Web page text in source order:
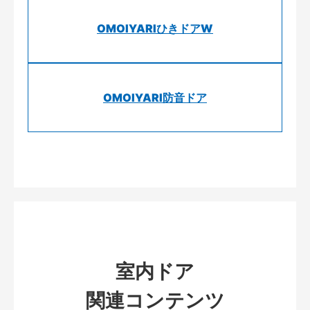
OMOIYARIひきドアW
OMOIYARI防音ドア
室内ドア
関連コンテンツ